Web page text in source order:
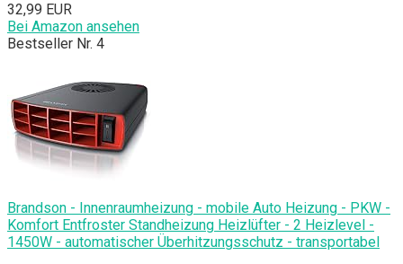
32,99 EUR
Bei Amazon ansehen
Bestseller Nr. 4
Brandson - Innenraumheizung - mobile Auto Heizung - PKW -
Komfort Entfroster Standheizung Heizlüfter - 2 Heizlevel -
1450W - automatischer Überhitzungsschutz - transportabel